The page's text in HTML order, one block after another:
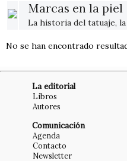
Marcas en la piel
La historia del tatuaje,
No se han encontrado
La editorial
Libros
Autores
Comunicación
Agenda
Contacto
Newsletter